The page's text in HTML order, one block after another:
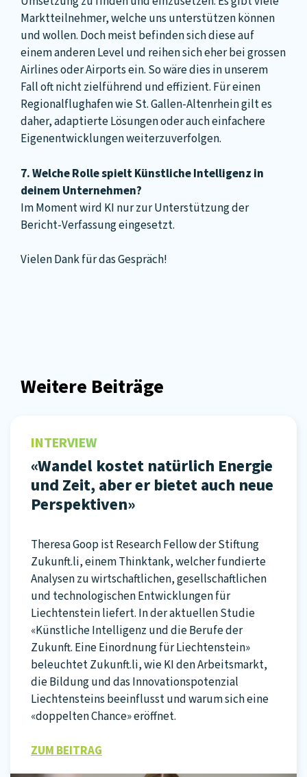
Marktteilnehmer, welche uns unterstützen können
und wollen. Doch meist befinden sich diese auf
einem anderen Level und reihen sich eher bei grossen
Airlines oder Airports ein. So wäre dies in unserem
Fall oft nicht zielführend und effizient. Für einen
Regionalflughafen wie St. Gallen-Altenrhein gilt es
daher, adaptierte Lösungen oder auch einfachere
Eigenentwicklungen weiterzuverfolgen.
7. Welche Rolle spielt Künstliche Intelligenz in
deinem Unternehmen?
Im Moment wird KI nur zur Unterstützung der
Bericht-Verfassung eingesetzt.
Vielen Dank für das Gespräch!
Weitere Beiträge
INTERVIEW
«Wandel kostet natürlich Energie
und Zeit, aber er bietet auch neue
Perspektiven»
Theresa Goop ist Research Fellow der Stiftung
Zukunft.li, einem Thinktank, welcher fundierte
Analysen zu wirtschaftlichen, gesellschaftlichen
und technologischen Entwicklungen für
Liechtenstein liefert. In der aktuellen Studie
«Künstliche Intelligenz und die Berufe der
Zukunft. Eine Einordnung für Liechtenstein»
beleuchtet Zukunft.li, wie KI den Arbeitsmarkt,
die Bildung und das Innovationspotenzial
Liechtensteins beeinflusst und warum sich eine
«doppelten Chance» eröffnet.
ZUM BEITRAG